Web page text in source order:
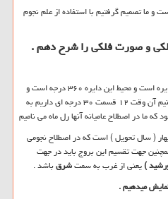
ما تصمیم گرفتیم با استفاده از علم نجوم
و صورت فلکی را شرح دهم .
گردش زمین به دور خورشید به صورت دایره است و محیط این دایره ۳۶۰ درجه است و
اگر این گردش رو به ۱۲ قسمت تقسیم کنیم آن وقت ۱۲ قسمت ۳۰ درجه ای داریم به
ما در اصطلاح عامیانه آنها رل ماه می نامیم
( سال تحویل ) است که در اصطلاح نجومی
جهت تقسیم این بروج باید در جهت
)یعنی از غرب به سمتشرقباشد .
میدهیم .